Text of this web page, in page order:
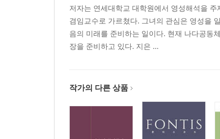
저자는 연세대학교 대학원에서 영성해석을
겸임교수로 가르쳤다. 그녀의 관심은 영성을
음의 미래를 준비하는 일이다. 현재 나다공동
장을 준비하고 있다. 지은 ...
작가의 다른 상품